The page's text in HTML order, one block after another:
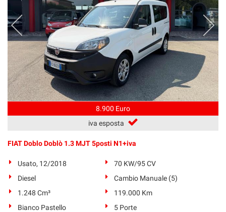
8.900 Euro
iva esposta
FIAT Doblo Doblò 1.3 MJT 5posti N1+iva
Usato, 12/2018
70 KW/95 CV
Diesel
Cambio Manuale (5)
1.248 Cm³
119.000 Km
Bianco Pastello
5 Porte